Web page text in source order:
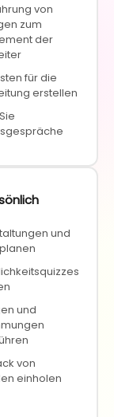
von
zum
der
für die
erstellen
und
und
von
einholen